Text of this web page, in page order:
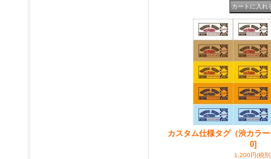
カスタム仕様タグ（渋カラ
0]
1,200円(税別